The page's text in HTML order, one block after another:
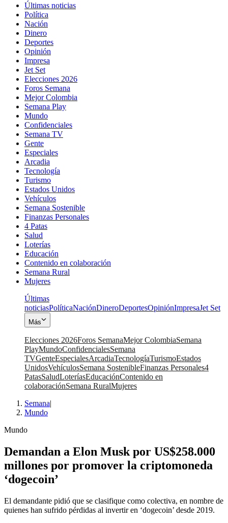
Últimas noticias
Política
Nación
Dinero
Deportes
Opinión
Impresa
Jet Set
Elecciones 2026
Foros Semana
Mejor Colombia
Semana Play
Mundo
Confidenciales
Semana TV
Gente
Especiales
Arcadia
Tecnología
Turismo
Estados Unidos
Vehículos
Semana Sostenible
Finanzas Personales
4 Patas
Salud
Loterías
Educación
Contenido en colaboración
Semana Rural
Mujeres
Últimas
noticiasPolíticaNaciónDineroDeportesOpiniónImpresaJet Set
Más
Elecciones 2026Foros SemanaMejor ColombiaSemana
PlayMundoConfidencialesSemana
TVGenteEspecialesArcadiaTecnologíaTurismoEstados
UnidosVehículosSemana SostenibleFinanzas Personales4
PatasSaludLoteríasEducaciónContenido en
colaboraciónSemana RuralMujeres
Semana|
Mundo
Mundo
Demandan a Elon Musk por US$258.000
millones por promover la criptomoneda
‘dogecoin’
El demandante pidió que se clasifique como colectiva, en nombre de
quienes han sufrido pérdidas al invertir en ‘dogecoin’ desde 2019.